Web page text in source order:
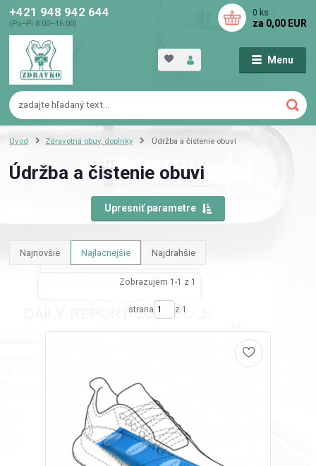
Menu
+421 948 942 644
(Po–Pi 8:00–16:00)
0 ks
za 0,00 EUR
Úvod Zdravotná obuv, doplnky Údržba a čistenie obuvi
Údržba a čistenie obuvi
Upresniť parametre
Najnovšie Najlacnejšie Najdrahšie
Zobrazujem 1-1 z 1
strana z 1